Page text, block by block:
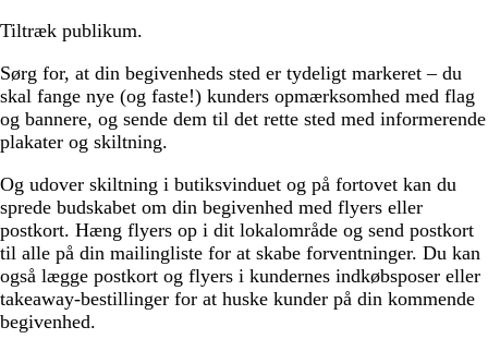
Tiltræk publikum.
Sørg for, at din begivenheds sted er tydeligt markeret – du
skal fange nye (og faste!) kunders opmærksomhed med flag
og bannere, og sende dem til det rette sted med informerende
plakater og skiltning.
Og udover skiltning i butiksvinduet og på fortovet kan du
sprede budskabet om din begivenhed med flyers eller
postkort. Hæng flyers op i dit lokalområde og send postkort
til alle på din mailingliste for at skabe forventninger. Du kan
også lægge postkort og flyers i kundernes indkøbsposer eller
takeaway-bestillinger for at huske kunder på din kommende
begivenhed.